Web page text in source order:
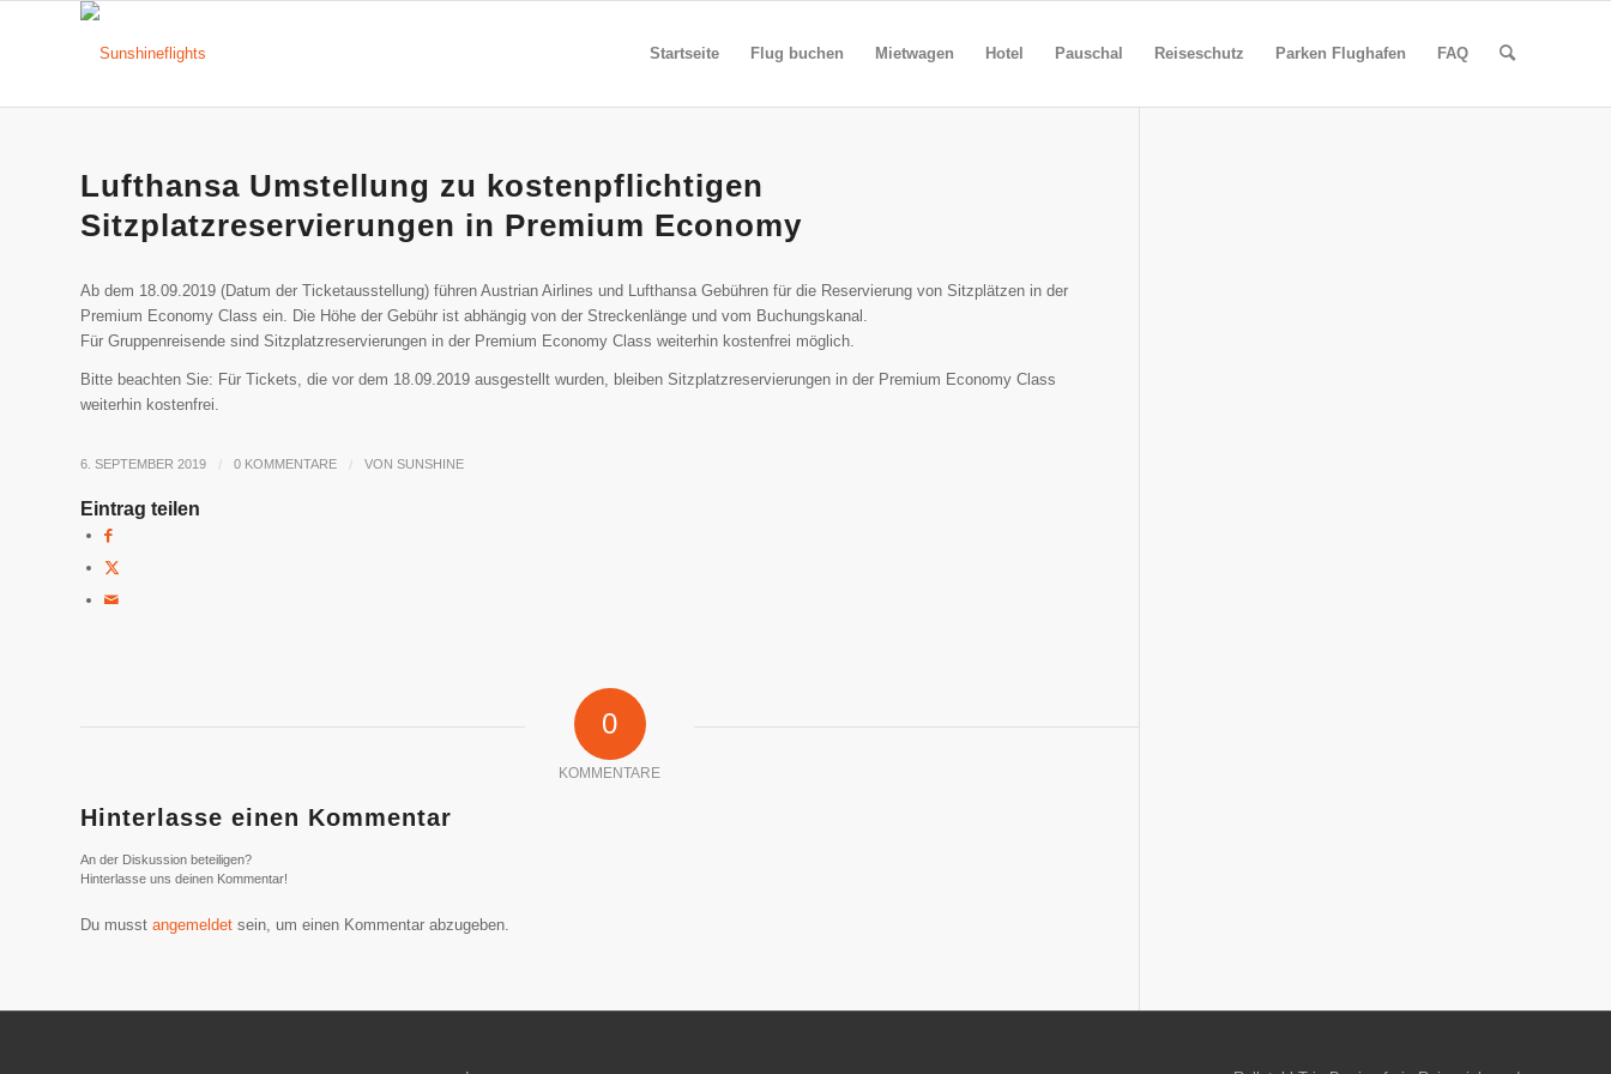
Startseite Flug buchen Mietwagen Hotel Pauschal Reiseschutz Parken Flughafen FAQ
Lufthansa Umstellung zu kostenpflichtigen
Sitzplatzreservierungen in Premium Economy
Ab dem 18.09.2019 (Datum der Ticketausstellung) führen Austrian Airlines und Lufthansa Gebühren für die Reservierung von Sitzplätzen in der
Premium Economy Class ein. Die Höhe der Gebühr ist abhängig von der Streckenlänge und vom Buchungskanal.
Für Gruppenreisende sind Sitzplatzreservierungen in der Premium Economy Class weiterhin kostenfrei möglich.
Bitte beachten Sie: Für Tickets, die vor dem 18.09.2019 ausgestellt wurden, bleiben Sitzplatzreservierungen in der Premium Economy Class
weiterhin kostenfrei.
6. SEPTEMBER 2019 / 0 KOMMENTARE / VON SUNSHINE
Eintrag teilen
0
KOMMENTARE
Hinterlasse einen Kommentar
An der Diskussion beteiligen?
Hinterlasse uns deinen Kommentar!
Du musst angemeldet sein, um einen Kommentar abzugeben.